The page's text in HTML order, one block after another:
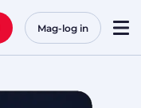
Mag-log in